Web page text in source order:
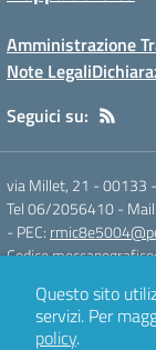
Amministrazione
Note Legali
Seguici su:
via Millet, 21 - 00133 -
Tel 06/2056410- Mail:
- PEC:
Codice
Questo sito
servizi. Per
policy.